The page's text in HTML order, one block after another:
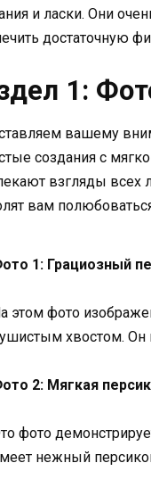
и ласки. Они
достаточную
1:
вашему
создания с
взгляды всех
вам
1: Грациозный
этом фото
хвостом. Он
2: Мягкая
фото
нежный